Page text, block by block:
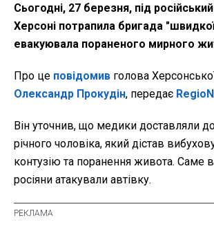
Сьогодні, 27 березня, під
Херсоні потрапила бригада
евакуювала пораненого мирного
Про це повідомив голова
Олександр Прокудін, передає
Він уточнив, що медики доставляли до
річного чоловіка, який дістав
контузію та поранення живота. Саме
росіяни атакували автівку.